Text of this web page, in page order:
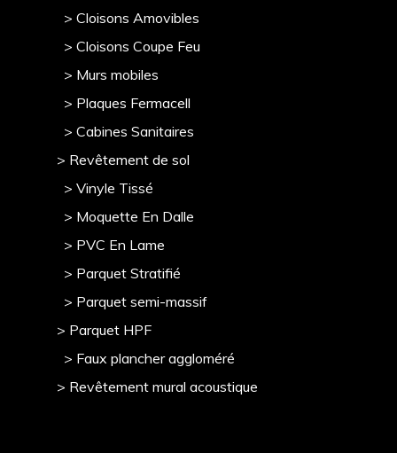
> Cloisons Amovibles
> Cloisons Coupe Feu
> Murs mobiles
> Plaques Fermacell
> Cabines Sanitaires
> Revêtement de sol
> Vinyle Tissé
> Moquette En Dalle
> PVC En Lame
> Parquet Stratifié
> Parquet semi-massif
> Parquet HPF
> Faux plancher aggloméré
> Revêtement mural acoustique